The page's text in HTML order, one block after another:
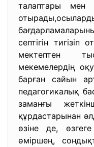
талаптары мен
септігін
мектептен
мекемелердің
барған сайын
педагогикалық
заманғы
құрдастарынан
өзіне де,
өміршең,